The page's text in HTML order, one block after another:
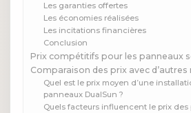
Les garanties offertes
Les économies réalisées
Les incitations financières
Conclusion
Prix compétitifs pour les panneaux
Comparaison des prix avec d’autres
Quel est le prix moyen d’une
panneaux DualSun ?
Quels facteurs influencent le prix des